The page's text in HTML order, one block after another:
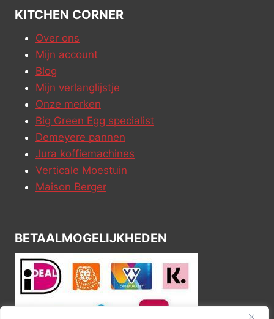
KITCHEN CORNER
Over ons
Mijn account
Blog
Mijn verlanglijstje
Onze merken
Big Green Egg specialist
Demeyere pannen
Jura koffiemachines
Verticale Moestuin
Maison Berger
BETAALMOGELIJKHEDEN